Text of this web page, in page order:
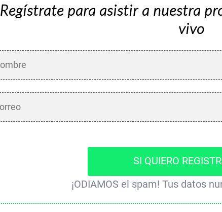
Regístrate para asistir a nuestra
vivo
SI QUIERO
¡ODIAMOS el spam! Tus datos